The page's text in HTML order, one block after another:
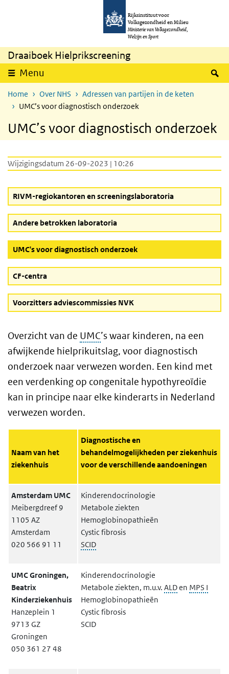
Overslaan en naar de inhoud gaan
Rijksinstituut voor
Volksgezondheid en Milieu
Ministerie van Volksgezondheid,
Welzijn en Sport
Draaiboek Hielprikscreening
Menu
Home Over NHS
Adressen van partijen in de keten
UMC’s voor diagnostisch onderzoek
UMC’s voor diagnostisch onderzoek
Wijzigingsdatum 26-09-2023 | 10:26
RIVM-regiokantoren en screeningslaboratoria
Andere betrokken laboratoria
UMC's voor diagnostisch onderzoek(Actieve knop)
CF-centra
Voorzitters adviescommissies NVK
Overzicht van de UMC’s waar kinderen, na een
afwijkende hielprikuitslag, voor diagnostisch
onderzoek naar verwezen worden. Een kind met
een verdenking op congenitale hypothyreoïdie
kan in principe naar elke kinderarts in Nederland
verwezen worden.
Naam van het
ziekenhuis
Diagnostische en
behandelmogelijkheden per ziekenhuis
voor de verschillende aandoeningen
Amsterdam UMC
Meibergdreef 9
1105 AZ
Amsterdam
020 566 91 11
Kinderendocrinologie
Metabole ziekten
Hemoglobinopathieën
Cystic fibrosis
SCID
UMC Groningen,
Beatrix
Kinderziekenhuis
Hanzeplein 1
9713 GZ
Groningen
050 361 27 48
Kinderendocrinologie
Metabole ziekten, m.u.v. ALDen MPS I
Hemoglobinopathieën
Cystic fibrosis
SCID